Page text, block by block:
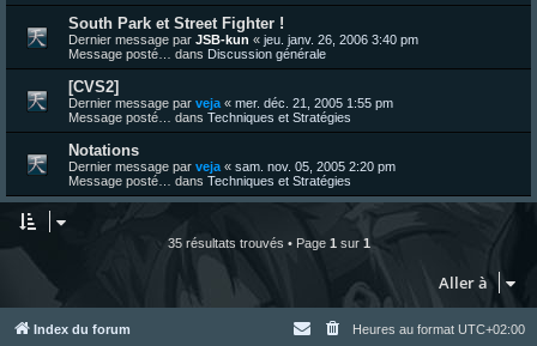
South Park et Street Fighter !
Dernier message par JSB-kun « jeu. janv. 26, 2006 3:40 pm
Message posté… dans Discussion générale
[CVS2]
Dernier message par veja « mer. déc. 21, 2005 1:55 pm
Message posté… dans Techniques et Stratégies
Notations
Dernier message par veja « sam. nov. 05, 2005 2:20 pm
Message posté… dans Techniques et Stratégies
35 résultats trouvés • Page 1 sur 1
Aller à
Index du forum Heures au format UTC+02:00